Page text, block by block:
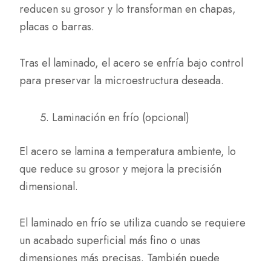
reducen su grosor y lo transforman en chapas,
placas o barras.
Tras el laminado, el acero se enfría bajo control
para preservar la microestructura deseada.
Laminación en frío (opcional)
El acero se lamina a temperatura ambiente, lo
que reduce su grosor y mejora la precisión
dimensional.
El laminado en frío se utiliza cuando se requiere
un acabado superficial más fino o unas